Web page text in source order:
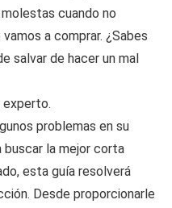
cuando no
a comprar. ¿Sabes
salvar de hacer un mal
experto.
problemas en su
la mejor corta
esta guía resolverá
Desde proporcionarle